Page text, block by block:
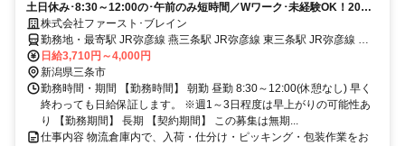
土日休み･8:30～12:00の･午前のみ短時間／Wワーク･未経験OK！20代
～50代の男性活躍中
株式会社ファースト･ブレイン
勤務地・最寄駅 JR弥彦線 燕三条駅 JR弥彦線 東三条駅 JR弥彦線 北
三条駅
日給3,710円～4,000円
新潟県三条市
勤務時間・期間 【勤務時間】 朝勤 昼勤 8:30～12:00(休憩なし) 早く
終わっても日給保証します。 ※週1～3日程度は早上がりの可能性あ
り 【勤務期間】 長期 【契約期間】 この募集は無期...
仕事内容 物流倉庫内で、入荷・仕分け・ピッキング・包装作業をお